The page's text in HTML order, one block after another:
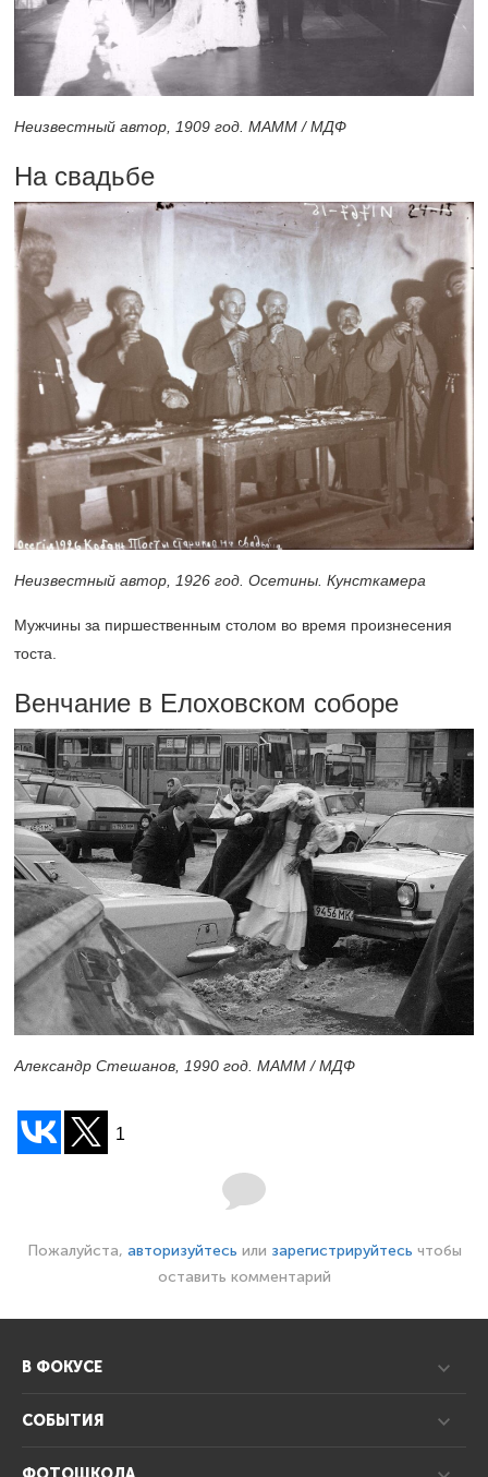
Неизвестный автор, 1909 год. МАММ / МДФ
На свадьбе
Неизвестный автор, 1926 год. Осетины. Кунсткамера
Мужчины за пиршественным столом во время произнесения
тоста.
Венчание в Елоховском соборе
Александр Стешанов, 1990 год. МАММ / МДФ
1
Пожалуйста, авторизуйтесь или зарегистрируйтесь чтобы
оставить комментарий
В ФОКУСЕ
СОБЫТИЯ